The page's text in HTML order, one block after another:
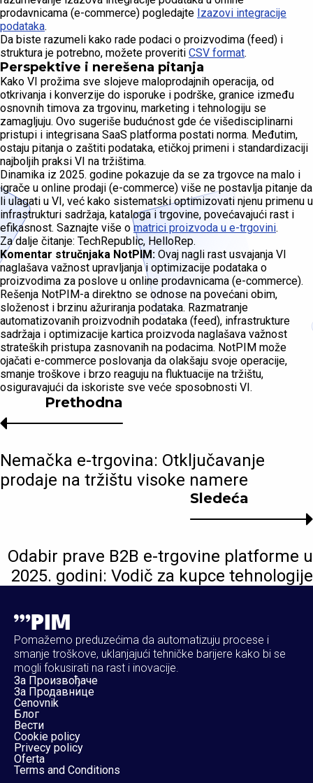
prodavnicama (e-commerce) pogledajte Izazovi integracije
podataka.
Da biste razumeli kako rade podaci o proizvodima (feed) i
struktura je potrebno, možete proveriti CSV format.
Perspektive i nerešena pitanja
Kako VI prožima sve slojeve maloprodajnih operacija, od
otkrivanja i konverzije do isporuke i podrške, granice između
osnovnih timova za trgovinu, marketing i tehnologiju se
zamagljuju. Ovo sugeriše budućnost gde će višedisciplinarni
pristupi i integrisana SaaS platforma postati norma. Međutim,
ostaju pitanja o zaštiti podataka, etičkoj primeni i standardizaciji
najboljih praksi VI na tržištima.
Dinamika iz 2025. godine pokazuje da se za trgovce na malo i
igrače u online prodaji (e-commerce) više ne postavlja pitanje da
li ulagati u VI, već kako sistematski optimizovati njenu primenu u
infrastrukturi sadržaja, kataloga i trgovine, povećavajući rast i
efikasnost. Saznajte više o matrici proizvoda u e-trgovini.
Za dalje čitanje: TechRepublic, HelloRep.
Komentar stručnjaka NotPIM: Ovaj nagli rast usvajanja VI
naglašava važnost upravljanja i optimizacije podataka o
proizvodima za poslove u online prodavnicama (e-commerce).
Rešenja NotPIM-a direktno se odnose na povećani obim,
složenost i brzinu ažuriranja podataka. Razmatranje
automatizovanih proizvodnih podataka (feed), infrastrukture
sadržaja i optimizacije kartica proizvoda naglašava važnost
strateških pristupa zasnovanih na podacima. NotPIM može
ojačati e-commerce poslovanja da olakšaju svoje operacije,
smanje troškove i brzo reaguju na fluktuacije na tržištu,
osiguravajući da iskoriste sve veće sposobnosti VI.
Sledeća
Odabir prave B2B e-trgovine platforme u
2025. godini: Vodič za kupce tehnologije
Prethodna
Nemačka e-trgovina: Otključavanje
prodaje na tržištu visoke namere
Pomažemo preduzećima da automatizuju procese i
smanje troškove, uklanjajući tehničke barijere kako bi se
mogli fokusirati na rast i inovacije.
За Произвођаче
За Продавнице
Cenovnik
Блог
Вести
Cookie policy
Privecy policy
Oferta
Terms and Conditions